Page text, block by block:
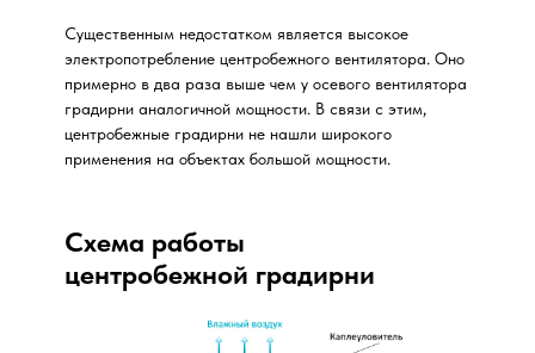
Схема работы
центробежной градирни
Существенным недостатком является высокое
электропотребление центробежного вентилятора. Оно
примерно в два раза выше чем у осевого вентилятора
градирни аналогичной мощности. В связи с этим,
центробежные градирни не нашли широкого
применения на объектах большой мощности.